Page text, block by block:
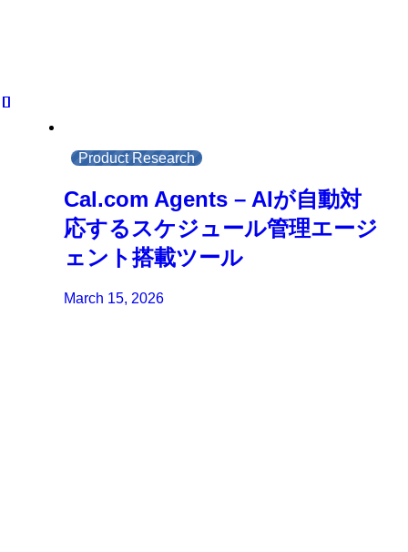
Product Research
Cal.com Agents – AIが自動対
応するスケジュール管理エージ
ェント搭載ツール
March 15, 2026